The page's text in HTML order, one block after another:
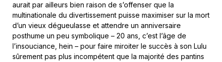
aurait par ailleurs bien raison de s’offenser que la
multinationale du divertissement puisse maximiser sur la mort
d’un vieux dégueulasse et attendre un anniversaire
posthume un peu symbolique – 20 ans, c’est l’âge de
l’insouciance, hein – pour faire miroiter le succès à son Lulu
sûrement pas plus incompétent que la majorité des pantins